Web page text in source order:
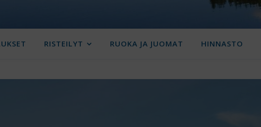
RISTEILYT RUOKA JA JUOMAT HINNASTO